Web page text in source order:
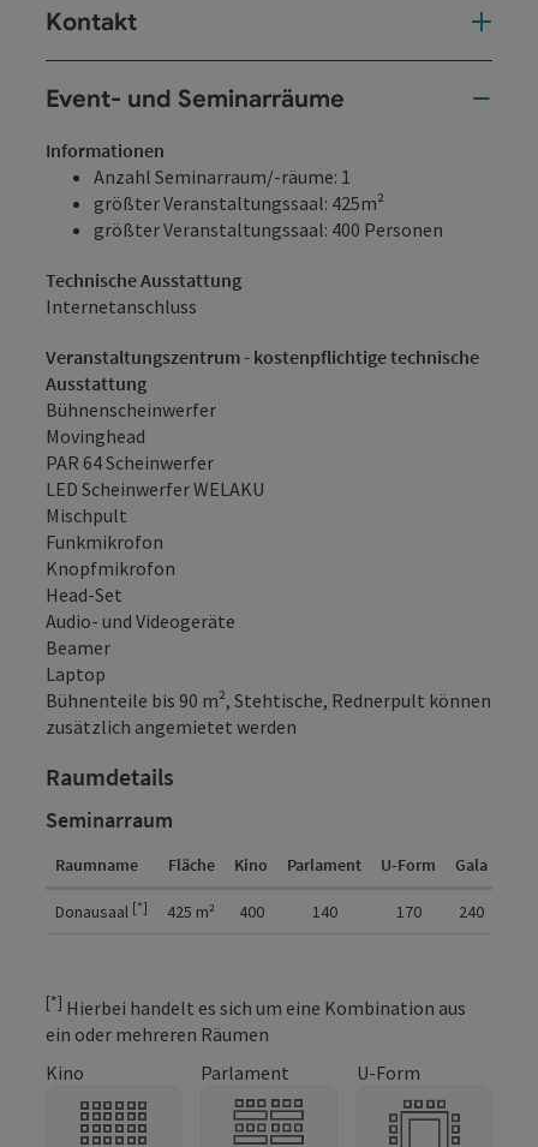
Kontakt
Event- und Seminarräume
Informationen
Anzahl Seminarraum/-räume: 1
größter Veranstaltungssaal: 425m²
größter Veranstaltungssaal: 400 Personen
Technische Ausstattung
Internetanschluss
Veranstaltungszentrum - kostenpflichtige technische
Ausstattung
Bühnenscheinwerfer
Movinghead
PAR 64 Scheinwerfer
LED Scheinwerfer WELAKU
Mischpult
Funkmikrofon
Knopfmikrofon
Head-Set
Audio- und Videogeräte
Beamer
Laptop
Bühnenteile bis 90 m², Stehtische, Rednerpult können
zusätzlich angemietet werden
Raumdetails
Seminarraum
Raumname Fläche Kino Parlament U-Form Gala
Donausaal [*] 425 m² 400 140 170 240
[*] Hierbei handelt es sich um eine Kombination aus
ein oder mehreren Räumen
Kino
Parlament U-Form